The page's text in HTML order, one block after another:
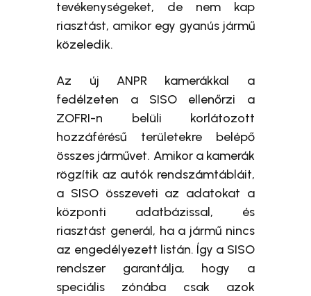
tevékenységeket, de nem kap
riasztást, amikor egy gyanús jármű
közeledik.
Az új ANPR kamerákkal a
fedélzeten a SISO ellenőrzi a
ZOFRI-n belüli korlátozott
hozzáférésű területekre belépő
összes járművet. Amikor a kamerák
rögzítik az autók rendszámtábláit,
a SISO összeveti az adatokat a
központi adatbázissal, és
riasztást generál, ha a jármű nincs
az engedélyezett listán. Így a SISO
rendszer garantálja, hogy a
speciális zónába csak azok